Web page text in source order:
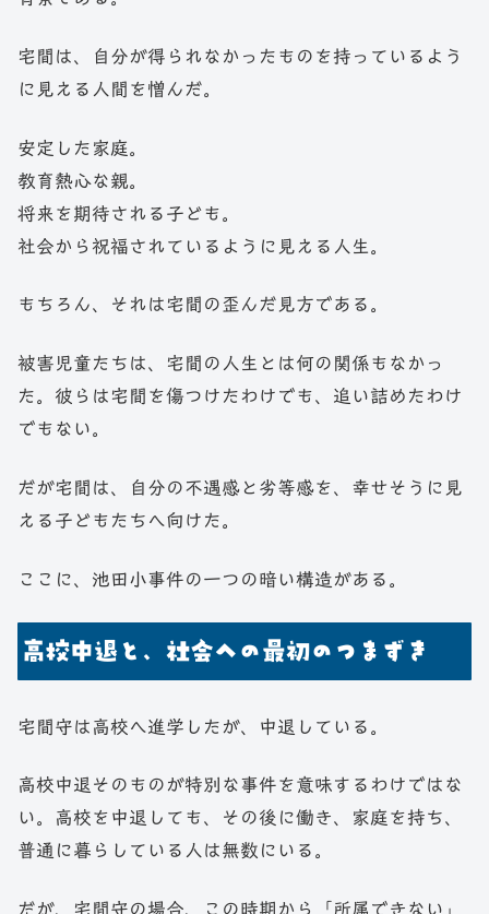
宅間は、自分が得られなかったものを持っているよう
に見える人間を憎んだ。
安定した家庭。
教育熱心な親。
将来を期待される子ども。
社会から祝福されているように見える人生。
もちろん、それは宅間の歪んだ見方である。
被害児童たちは、宅間の人生とは何の関係もなかっ
た。彼らは宅間を傷つけたわけでも、追い詰めたわけ
でもない。
だが宅間は、自分の不遇感と劣等感を、幸せそうに見
える子どもたちへ向けた。
ここに、池田小事件の一つの暗い構造がある。
高校中退と、社会への最初のつまずき
宅間守は高校へ進学したが、中退している。
高校中退そのものが特別な事件を意味するわけではな
い。高校を中退しても、その後に働き、家庭を持ち、
普通に暮らしている人は無数にいる。
だが、宅間守の場合、この時期から「所属できない」